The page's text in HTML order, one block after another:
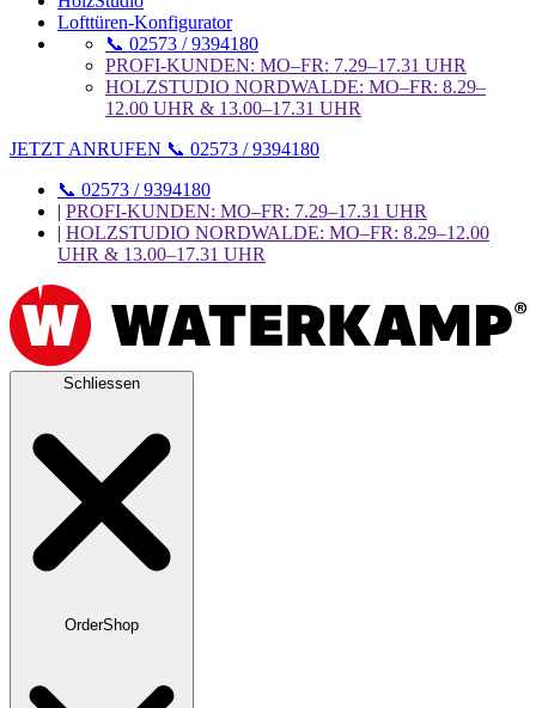
Lofttüren-Konfigurator
📞 02573 / 9394180
PROFI-KUNDEN: MO–FR: 7.29–17.31 UHR
HOLZSTUDIO NORDWALDE: MO–FR: 8.29–
12.00 UHR & 13.00–17.31 UHR
JETZT ANRUFEN 📞 02573 / 9394180
📞 02573 / 9394180
| PROFI-KUNDEN: MO–FR: 7.29–17.31 UHR
| HOLZSTUDIO NORDWALDE: MO–FR: 8.29–12.00
UHR & 13.00–17.31 UHR
Schliessen
OrderShop